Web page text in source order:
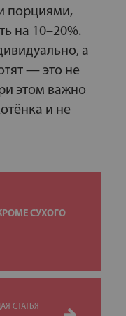
порциями,
на 10–20%.
а
— это не
этом важно
и не
СУХОГО
СТАТЬЯ